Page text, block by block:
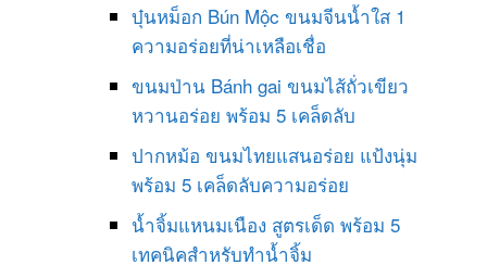
บุ๋นหม็อก Bún Mộc ขนมจีนน้ำใส 1
ความอร่อยที่น่าเหลือเชื่อ
ขนมป่าน Bánh gai ขนมไส้ถั่วเขียว
หวานอร่อย พร้อม 5 เคล็ดลับ
ปากหม้อ ขนมไทยแสนอร่อย แป้งนุ่ม
พร้อม 5 เคล็ดลับความอร่อย
น้ำจิ้มแหนมเนือง สูตรเด็ด พร้อม 5
เทคนิคสำหรับทำน้ำจิ้ม